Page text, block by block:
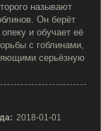
называют
Он берёт
и обучает её
с гоблинами,
серьёзную
2018-01-01